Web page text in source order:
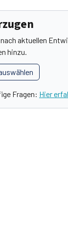
aktuellen
hinzu.
Fragen: Hier